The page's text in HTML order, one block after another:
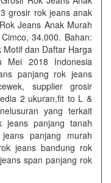
grosir rok jeans anak
Jeans Anak Murah
34.000. Bahan:
dan Daftar Harga
Mei 2018 Indonesia
panjang rok jeans
supplier grosir
2 ukuran,fit to L &
yang terkait
jeans panjang tanah
panjang murah
jeans bandung rok
span panjang rok